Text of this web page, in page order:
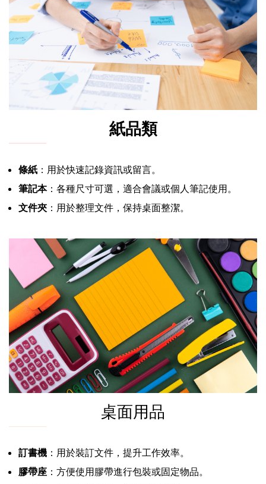
紙品類
條紙 ：用於快速記錄資訊或留言。
筆記本：各種尺寸可選，適合會議或個人筆記使用。
文件夾 ：用於整理文件，保持桌面整潔。
桌面用品
訂書機 ：用於裝訂文件，提升工作效率。
膠帶座 ：方便使用膠帶進行包裝或固定物品。